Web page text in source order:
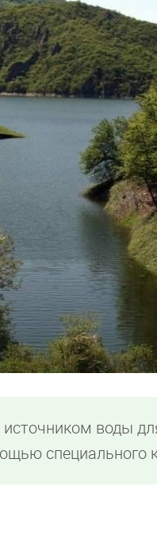
воды
специального